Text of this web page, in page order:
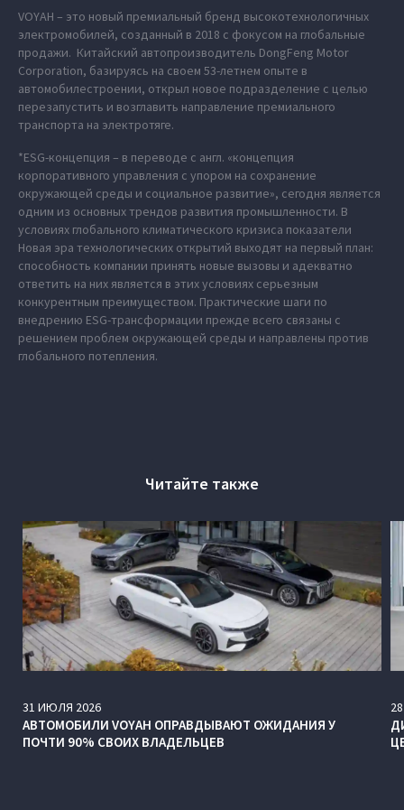
VOYAH – это новый премиальный бренд высокотехнологичных
электромобилей, созданный в 2018 с фокусом на глобальные
продажи. Китайский автопроизводитель DongFeng Motor
Corporation, базируясь на своем 53-летнем опыте в
автомобилестроении, открыл новое подразделение с целью
перезапустить и возглавить направление премиального
транспорта на электротяге.
*ESG-концепция – в переводе с англ. «концепция
корпоративного управления с упором на сохранение
окружающей среды и социальное развитие», сегодня является
одним из основных трендов развития промышленности. В
условиях глобального климатического кризиса показатели
Новая эра технологических открытий выходят на первый план:
способность компании принять новые вызовы и адекватно
ответить на них является в этих условиях серьезным
конкурентным преимуществом. Практические шаги по
внедрению ESG-трансформации прежде всего связаны с
решением проблем окружающей среды и направлены против
глобального потепления.
Читайте также
31 ИЮЛЯ 2026
АВТОМОБИЛИ VOYAH ОПРАВДЫВАЮТ ОЖИДАНИЯ У
ПОЧТИ 90% СВОИХ ВЛАДЕЛЬЦЕВ
28